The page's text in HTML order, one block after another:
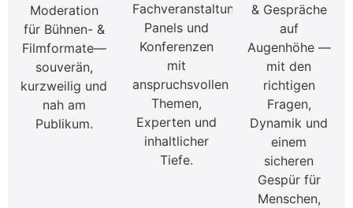
Moderation
für Bühnen- &
Filmformate—
souverän,
kurzweilig und
nah am
Publikum.
Fachveranstaltungen,
Panels und
Konferenzen
mit
anspruchsvollen
Themen,
Experten und
inhaltlicher
Tiefe.
& Gespräche
auf
Augenhöhe —
mit den
richtigen
Fragen,
Dynamik und
einem
sicheren
Gespür für
Menschen,